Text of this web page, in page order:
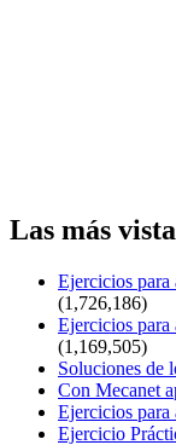
Las más
Ejercicios
(1,726,186)
Ejercicios
(1,169,505)
Soluciones de
Con Mecanet
Ejercicios para
Ejercicio